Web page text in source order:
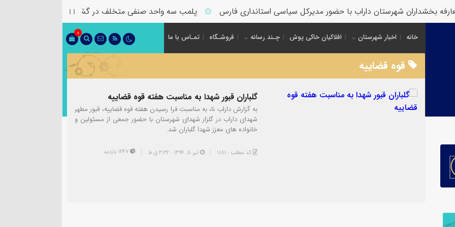
بخشداران شهرستان داراب با حضور مدیرکل سیاسی استانداری فارس ۞ پلمب سه واحد صنفی متخلف در گشت مشترک بازرسی در
خانه اخبار شهرستان افلاکیان خاکی پوش چـند رسانه فروشـگاه تمـاس با ما 0
قوه قضاییه
گلباران قبور شهدا به مناسبت هفته قوه قضاییه
به گزارش داراب نا، به مناسبت فرا رسیدن هفته قوه قضاییه، قبور مطهر
شهدای داراب در گلزار شهدای شهرستان با حضور جمعی از مسئولین و
خانواده های معزز شهدا گلباران شد.
کد مطلب : 1181 تیر ۵, ۱۳۹۴ - 3:32 ق.ظ